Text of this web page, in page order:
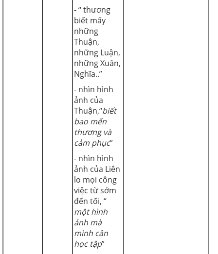
- “ thương
biết mấy
những
Thuận,
những Luận,
những Xuân,
Nghĩa..”
- nhìn hình
ảnh của
Thuận,“biết
bao mến
thương và
cảm phục”
- nhìn hình
ảnh của Liên
lo mọi công
việc từ sớm
đến tối, “
một hình
ảnh mà
mình cần
học tập”